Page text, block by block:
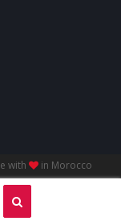
with in Morocco